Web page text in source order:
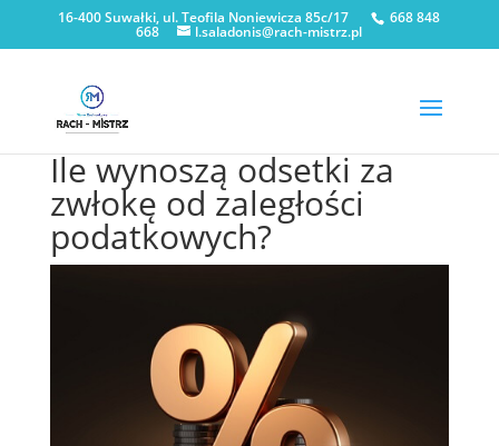
16-400 Suwałki, ul. Teofila Noniewicza 85c/17 668 848
668 l.saladonis@rach-mistrz.pl
Ile wynoszą odsetki za
zwłokę od zaległości
podatkowych?